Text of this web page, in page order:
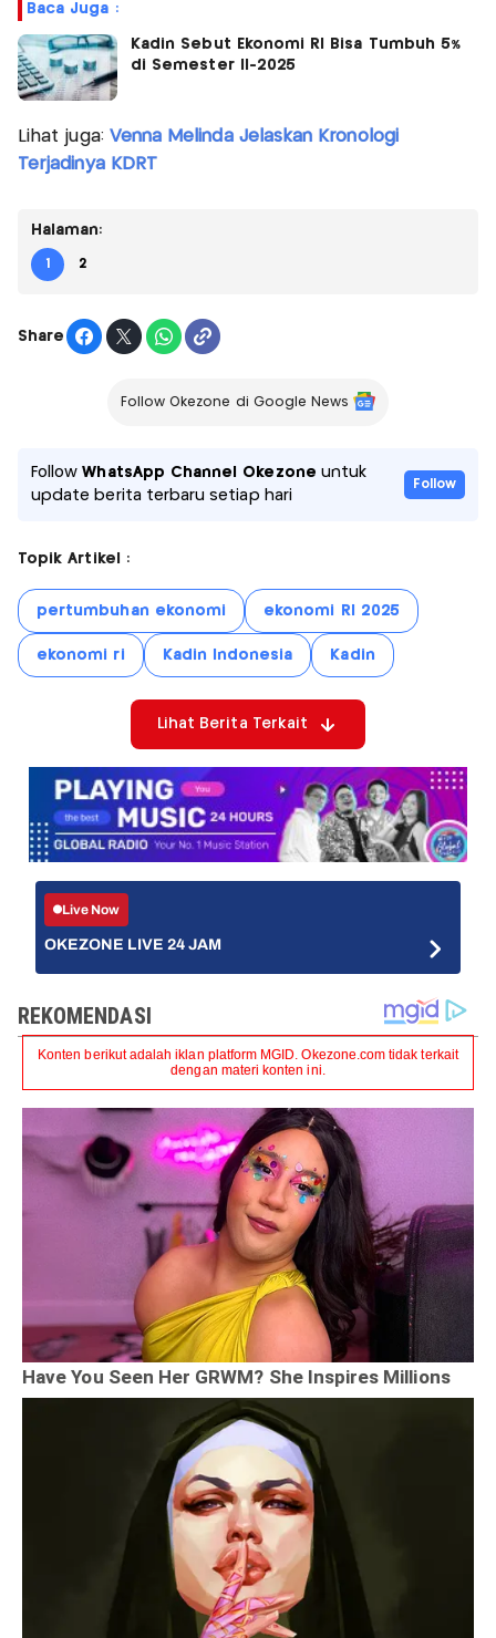
Baca Juga :
Kadin Sebut Ekonomi RI Bisa Tumbuh 5%
di Semester II-2025
Lihat juga: Venna Melinda Jelaskan Kronologi
Terjadinya KDRT
Halaman:
1 2
Share
Follow Okezone di Google News
FollowWhatsApp Channel Okezone untuk
update berita terbaru setiap hari
Follow
Topik Artikel :
pertumbuhan ekonomi ekonomi RI 2025
ekonomi ri Kadin Indonesia Kadin
Lihat Berita Terkait
Live Now
OKEZONE LIVE 24 JAM